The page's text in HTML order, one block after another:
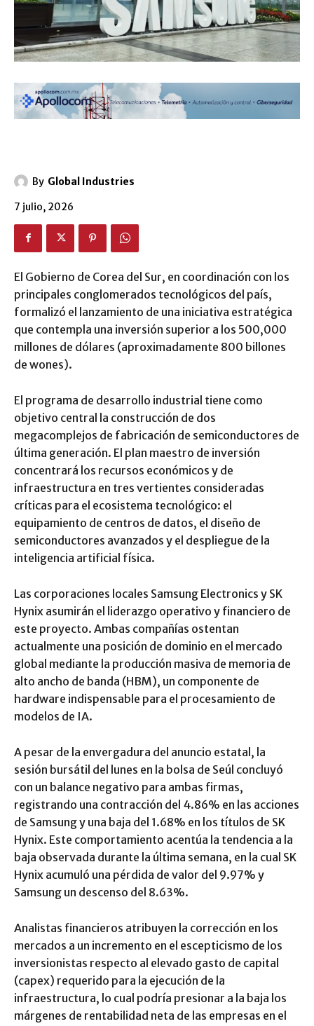
By Global Industries
7 julio, 2026
El Gobierno de Corea del Sur, en coordinación con los
principales conglomerados tecnológicos del país,
formalizó el lanzamiento de una iniciativa estratégica
que contempla una inversión superior a los 500,000
millones de dólares (aproximadamente 800 billones
de wones).
El programa de desarrollo industrial tiene como
objetivo central la construcción de dos
megacomplejos de fabricación de semiconductores de
última generación. El plan maestro de inversión
concentrará los recursos económicos y de
infraestructura en tres vertientes consideradas
críticas para el ecosistema tecnológico: el
equipamiento de centros de datos, el diseño de
semiconductores avanzados y el despliegue de la
inteligencia artificial física.
Las corporaciones locales Samsung Electronics y SK
Hynix asumirán el liderazgo operativo y financiero de
este proyecto. Ambas compañías ostentan
actualmente una posición de dominio en el mercado
global mediante la producción masiva de memoria de
alto ancho de banda (HBM), un componente de
hardware indispensable para el procesamiento de
modelos de IA.
A pesar de la envergadura del anuncio estatal, la
sesión bursátil del lunes en la bolsa de Seúl concluyó
con un balance negativo para ambas firmas,
registrando una contracción del 4.86% en las acciones
de Samsung y una baja del 1.68% en los títulos de SK
Hynix. Este comportamiento acentúa la tendencia a la
baja observada durante la última semana, en la cual SK
Hynix acumuló una pérdida de valor del 9.97% y
Samsung un descenso del 8.63%.
Analistas financieros atribuyen la corrección en los
mercados a un incremento en el escepticismo de los
inversionistas respecto al elevado gasto de capital
(capex) requerido para la ejecución de la
infraestructura, lo cual podría presionar a la baja los
márgenes de rentabilidad neta de las empresas en el